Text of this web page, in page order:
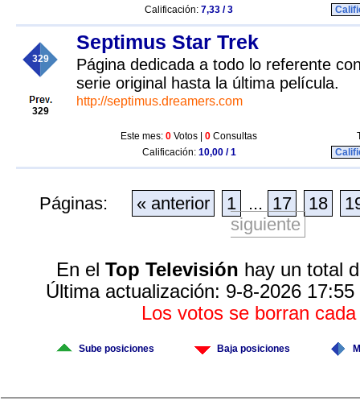
Calificación: 7,33 / 3
329
329
Septimus Star Trek
Página dedicada a todo lo referente
serie original hasta la última película.
http://septimus.dreamers.com
Este mes: 0 Votos | 0 Consultas
Calificación: 10,00 / 1
Páginas: « anterior 1 ... 17 18
siguiente
En el Top Televisión hay un total
Última actualización: 9-8-2026
Los votos se borran
Sube posiciones Baja posiciones